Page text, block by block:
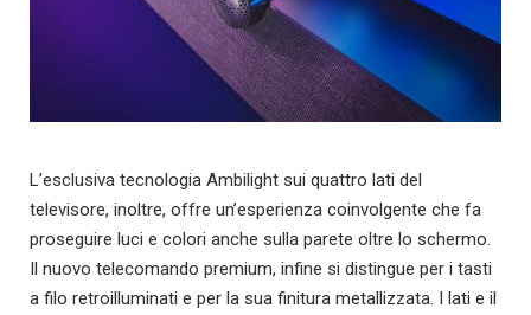
L’esclusiva tecnologia Ambilight sui quattro lati del
televisore, inoltre, offre un’esperienza coinvolgente che fa
proseguire luci e colori anche sulla parete oltre lo schermo.
Il nuovo telecomando premium, infine si distingue per i tasti
a filo retroilluminati e per la sua finitura metallizzata. I lati e il